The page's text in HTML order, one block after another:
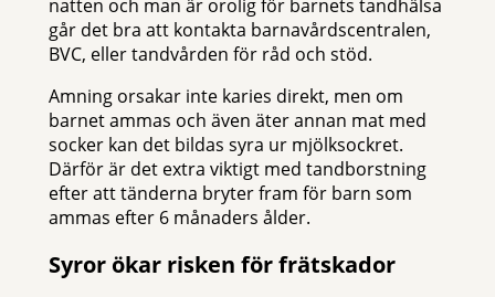
natten och man är orolig för barnets tandhälsa
går det bra att kontakta barnavårdscentralen,
BVC, eller tandvården för råd och stöd.
Amning orsakar inte karies direkt, men om
barnet ammas och även äter annan mat med
socker kan det bildas syra ur mjölksockret.
Därför är det extra viktigt med tandborstning
efter att tänderna bryter fram för barn som
ammas efter 6 månaders ålder.
Syror ökar risken för frätskador